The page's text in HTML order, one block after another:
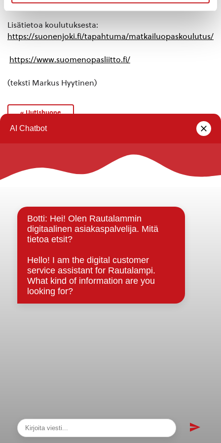
Lisätietoa koulutuksesta:
https://suonenjoki.fi/tapahtuma/matkailuopaskoulutus/
https://www.suomenopasliitto.fi/
(teksti Markus Hyytinen)
« Uutishuone
Rautalammin kunta
Strategiat, ohjelmat, ohjeet, suunnitelmat, säännöt ja
sopimukset
Asiakirjajulkisuuskuvaus
Evästeet
Saavutettavuusseloste
Tietosuoja
Tietosuojaselosteet